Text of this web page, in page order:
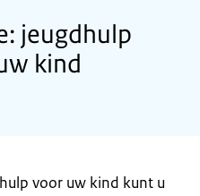
jeugdhulp
kind
voor uw kind kunt u